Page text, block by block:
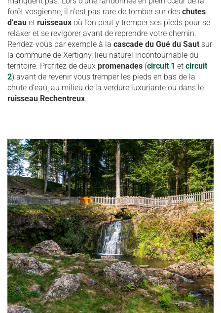
forêt vosgienne, il n’est pas rare de tomber sur des chutes
d’eau et ruisseaux où l’on peut y tremper ses pieds pour se
relaxer et se revigorer avant de reprendre votre chemin.
Rendez-vous par exemple à la cascade du Gué du Saut sur
la commune de Xertigny, lieu naturel incontournable du
territoire. Profitez de deux promenades (circuit 1 et circuit
2) avant de revenir vous tremper les pieds en bas de la
chute d’eau, au milieu de la verdure luxuriante ou dans le
ruisseau Rechentreux.